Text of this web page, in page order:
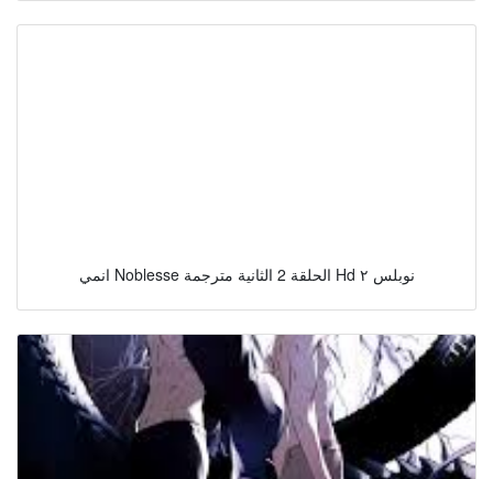
انمي Noblesse الحلقة 2 الثانية مترجمة Hd نوبلس ٢